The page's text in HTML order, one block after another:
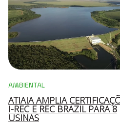
AMBIENTAL
ATIAIA AMPLIA
I-REC E REC BRAZIL PARA 8
USINAS